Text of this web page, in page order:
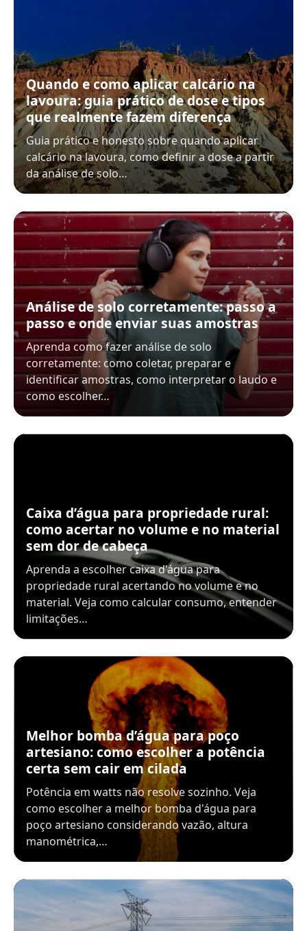
Quando e como aplicar calcário na
lavoura: guia prático de dose e tipos
que realmente fazem diferença
Guia prático e honesto sobre quando aplicar
calcário na lavoura, como definir a dose a partir
da análise de solo…
Análise de solo corretamente: passo a
passo e onde enviar suas amostras
Aprenda como fazer análise de solo
corretamente: como coletar, preparar e
identificar amostras, como interpretar o laudo e
como escolher…
Caixa d’água para propriedade rural:
como acertar no volume e no material
sem dor de cabeça
Aprenda a escolher caixa d'água para
propriedade rural acertando no volume e no
material. Veja como calcular consumo, entender
limitações…
Melhor bomba d’água para poço
artesiano: como escolher a potência
certa sem cair em cilada
Potência em watts não resolve sozinho. Veja
como escolher a melhor bomba d'água para
poço artesiano considerando vazão, altura
manométrica,…